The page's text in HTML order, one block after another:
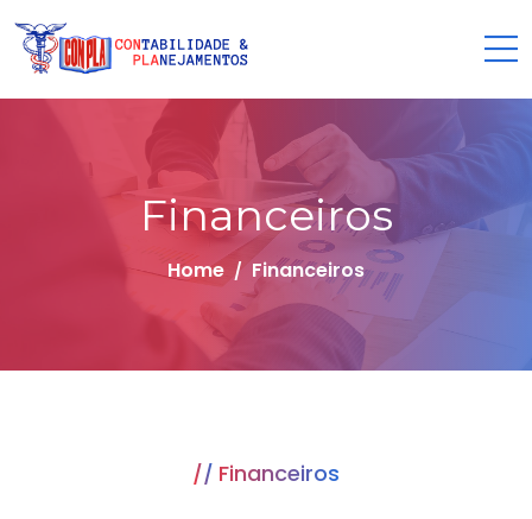
Financeiros
Home Financeiros
Financeiros